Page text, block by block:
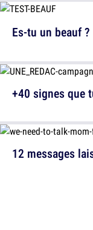
12 messages
Es-tu un beauf ?
+40 signes que